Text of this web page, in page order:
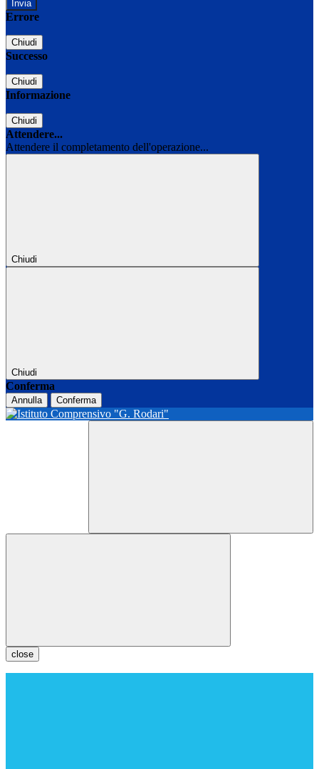
Errore
Chiudi
Successo
Chiudi
Informazione
Chiudi
Attendere...
Attendere il completamento dell'operazione...
Chiudi
Chiudi
Conferma
Annulla Conferma
close